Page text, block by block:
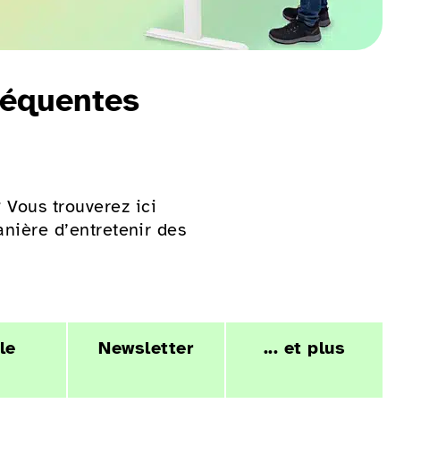
Vous trouverez ici
d’entretenir des
Newsletter ... et plus